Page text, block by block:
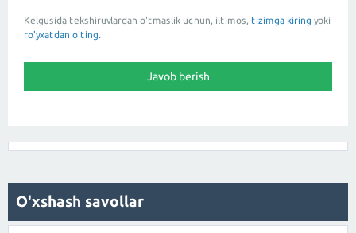
Kelgusida tekshiruvlardan o'tmaslik uchun, iltimos, tizimga kiring yoki
ro'yxatdan o'ting.
O'xshash savollar